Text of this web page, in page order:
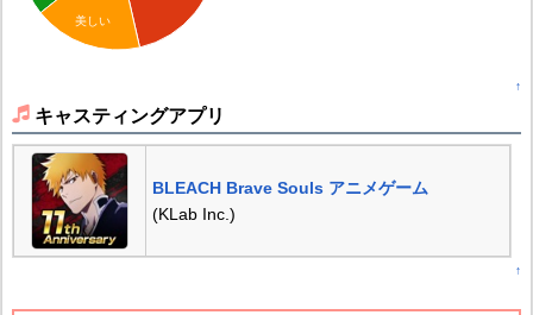
美しい
↑
キャスティングアプリ
BLEACH Brave Souls アニメゲーム
(KLab Inc.)
↑